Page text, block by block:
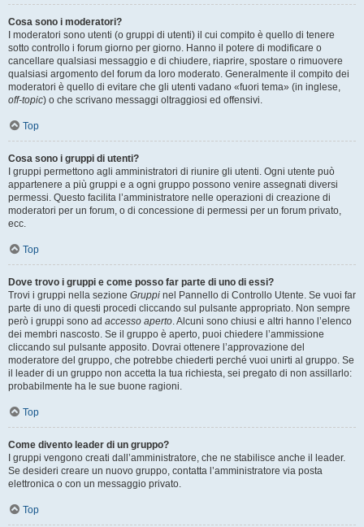
Cosa sono i moderatori?
I moderatori sono utenti (o gruppi di utenti) il cui compito è quello di tenere
sotto controllo i forum giorno per giorno. Hanno il potere di modificare o
cancellare qualsiasi messaggio e di chiudere, riaprire, spostare o rimuovere
qualsiasi argomento del forum da loro moderato. Generalmente il compito dei
moderatori è quello di evitare che gli utenti vadano «fuori tema» (in inglese,
off-topic) o che scrivano messaggi oltraggiosi ed offensivi.
Top
Cosa sono i gruppi di utenti?
I gruppi permettono agli amministratori di riunire gli utenti. Ogni utente può
appartenere a più gruppi e a ogni gruppo possono venire assegnati diversi
permessi. Questo facilita l’amministratore nelle operazioni di creazione di
moderatori per un forum, o di concessione di permessi per un forum privato,
ecc.
Top
Dove trovo i gruppi e come posso far parte di uno di essi?
Trovi i gruppi nella sezione Gruppi nel Pannello di Controllo Utente. Se vuoi far
parte di uno di questi procedi cliccando sul pulsante appropriato. Non sempre
però i gruppi sono ad accesso aperto. Alcuni sono chiusi e altri hanno l’elenco
dei membri nascosto. Se il gruppo è aperto, puoi chiedere l’ammissione
cliccando sul pulsante apposito. Dovrai ottenere l’approvazione del
moderatore del gruppo, che potrebbe chiederti perché vuoi unirti al gruppo. Se
il leader di un gruppo non accetta la tua richiesta, sei pregato di non assillarlo:
probabilmente ha le sue buone ragioni.
Top
Come divento leader di un gruppo?
I gruppi vengono creati dall’amministratore, che ne stabilisce anche il leader.
Se desideri creare un nuovo gruppo, contatta l’amministratore via posta
elettronica o con un messaggio privato.
Top